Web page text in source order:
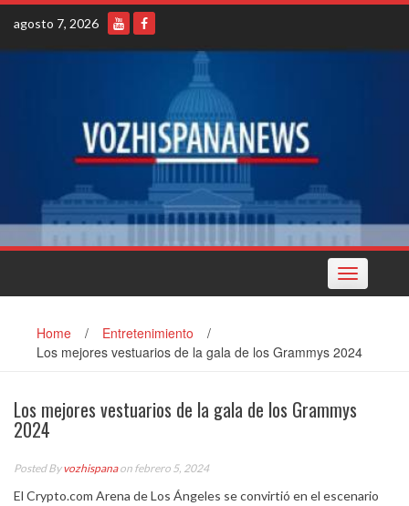
Skip
content
agosto 7, 2026
Toggle
navigation
Home / Entretenimiento
/
Los mejores vestuarios de la gala de los Grammys 2024
Los mejores vestuarios de la gala de los Grammys
2024
Posted Byvozhispanaon febrero 5, 2024
El Crypto.com Arena de Los Ángeles se convirtió en el escenario